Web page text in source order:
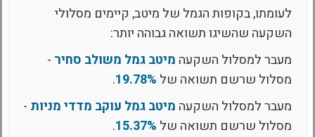
לעומתו, בקופות הגמל של מיטב, קיימים מסלולי
השקעה שהשיגו תשואה גבוהה יותר:
מעבר למסלול השקעה מיטב גמל משולב סחיר -
מסלול שרשם תשואה של 19.78%
.
מעבר למסלול השקעה מיטב גמל עוקב מדדי מניות -
מסלול שרשם תשואה של 15.37%
.